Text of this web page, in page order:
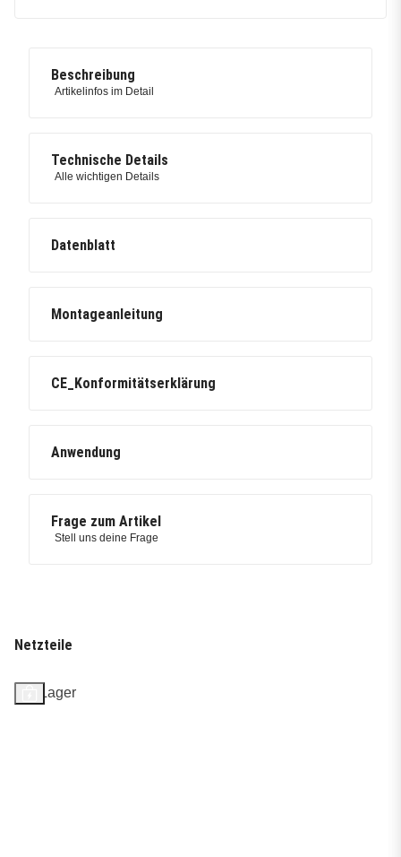
Beschreibung
Artikelinfos im Detail
Technische Details
Alle wichtigen Details
Datenblatt
Montageanleitung
CE_Konformitätserklärung
Anwendung
Frage zum Artikel
Stell uns deine Frage
Netzteile
Auf Lager